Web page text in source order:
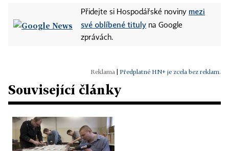
Přidejte si Hospodářské noviny mezi
své oblíbené tituly na Google
zprávách.
Předplatné HN+ je zcela bez reklam.
Související články